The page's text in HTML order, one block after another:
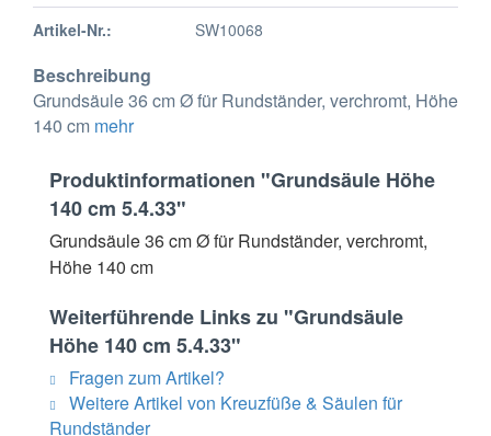
Artikel-Nr.: SW10068
Beschreibung
Grundsäule 36 cm Ø für Rundständer, verchromt, Höhe
140 cm mehr
Produktinformationen "Grundsäule Höhe
140 cm 5.4.33"
Grundsäule 36 cm Ø für Rundständer, verchromt,
Höhe 140 cm
Weiterführende Links zu "Grundsäule
Höhe 140 cm 5.4.33"
Fragen zum Artikel?
Weitere Artikel von Kreuzfüße & Säulen für
Rundständer